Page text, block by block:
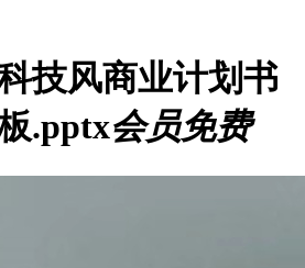
技风商业计划书
.pptx会员免费